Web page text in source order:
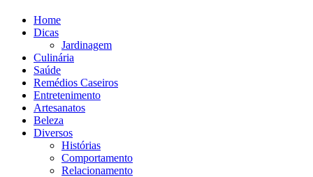
Home
Dicas
Jardinagem
Culinária
Saúde
Remédios Caseiros
Entretenimento
Artesanatos
Beleza
Diversos
Histórias
Comportamento
Relacionamento